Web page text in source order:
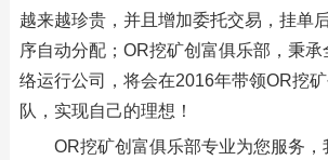
越来越珍贵，并且增加委托交易，挂单
序自动分配；OR挖矿创富俱乐部，秉承
络运行公司，将会在2016年带领OR挖
队，实现自己的理想！
OR挖矿创富俱乐部专业为您服务